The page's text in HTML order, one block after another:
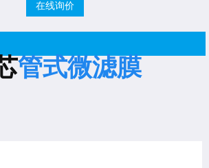
在线询价
管式微滤膜